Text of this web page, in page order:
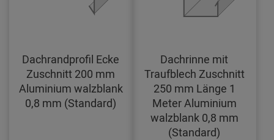
Dachrandprofil Ecke
Zuschnitt 200 mm
Aluminium walzblank
0,8 mm (Standard)
Dachrinne mit
Traufblech Zuschnitt
250 mm Länge 1
Meter Aluminium
walzblank 0,8 mm
(Standard)